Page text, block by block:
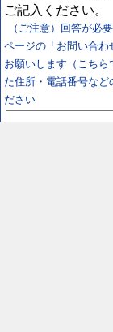
ご記入ください。
（ご注意）回答が必
ページの「お問い合
お願いします（こちら
た住所・電話番号など
ださい